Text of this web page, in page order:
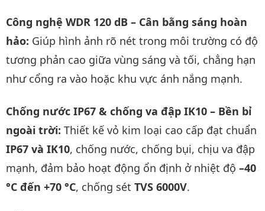
Công nghệ WDR 120 dB – Cân bằng sáng hoàn
hảo: Giúp hình ảnh rõ nét trong môi trường có độ
tương phản cao giữa vùng sáng và tối, chẳng hạn
như cổng ra vào hoặc khu vực ánh nắng mạnh.
Chống nước IP67 & chống va đập IK10 – Bền bỉ
ngoài trời: Thiết kế vỏ kim loại cao cấp đạt chuẩn
IP67 và IK10, chống nước, chống bụi, chịu va đập
mạnh, đảm bảo hoạt động ổn định ở nhiệt độ –40
°C đến +70 °C, chống sét TVS 6000V.